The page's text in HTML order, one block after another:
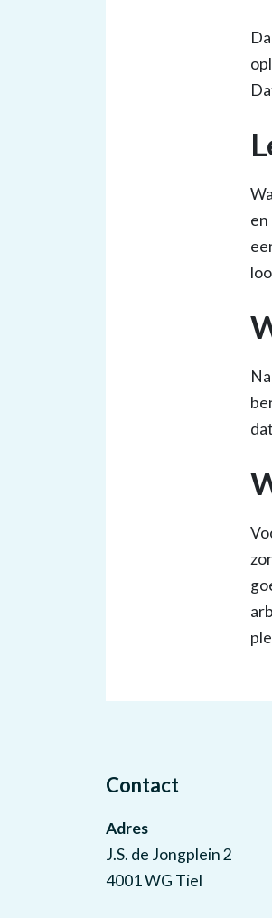
en
Contact
Adres
J.S. de Jongplein 2
4001 WG Tiel